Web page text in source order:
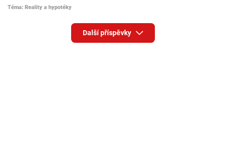
Téma: Reality a hypotéky
Další příspěvky